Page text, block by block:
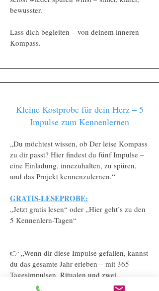
bewusster.
Lass dich begleiten – von deinem inneren
Kompass.
Kleine Kostprobe für dein Herz – 5
Impulse zum Kennenlernen
„Du möchtest wissen, ob Der leise Kompass
zu dir passt? Hier findest du fünf Impulse –
eine Einladung, innezuhalten, zu spüren,
und das Projekt kennenzulernen.“
GRATIS-LESEPROBE:
„Jetzt gratis lesen“ oder „Hier geht’s zu den
5 Kennenlern-Tagen“
👉 „Wenn dir diese Impulse gefallen, kannst
du das gesamte Jahr erleben – mit 365
Tagesimpulsen, Ritualen und zwei
persönlichen Gesprächen.“